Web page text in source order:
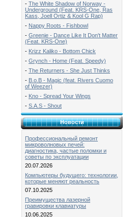
- The White Shadow of Norway -
Underground (Feat. KRS-One, Ras
Kass, Joell Ortiz & Kool G Rap)
- Nappy Roots - Fishbowl
- Greenie - Dance Like It Don't Matter
(Feat. KRS-One)
- Krizz Kaliko - Bottom Chick
- Grynch - Home (Feat. Speedy)
- The Returners - She Just Thinks
- B.o.B - Magic (feat. Rivers Cuomo
of Weezer)
- Kno - Spread Your Wings
- S.A.S - Shout
Новости
Профессиональный ремонт
микроволновых печей:
диагностика, частые поломки и
советы по эксплуатации
20.07.2026
Компьютеры будущего: технологии,
которые меняют реальность
07.10.2025
Преимущества лазерной
гравировки клавиатуры
10.06.2025